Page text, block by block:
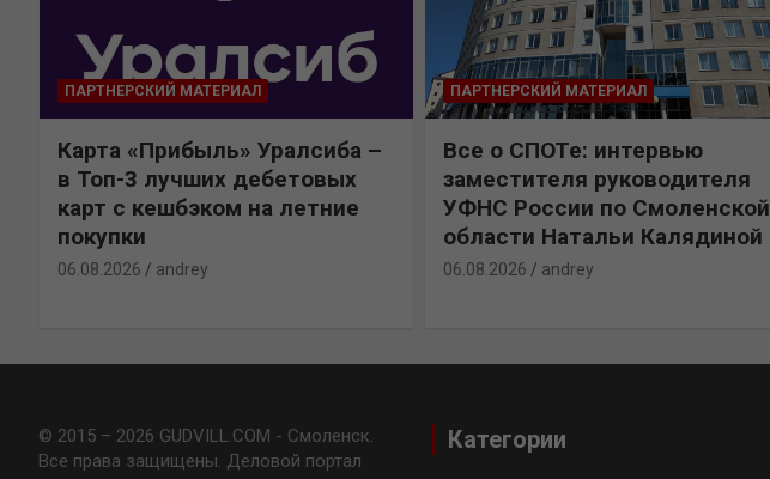
ПАРТНЕРСКИЙ МАТЕРИАЛ
Карта «Прибыль» Уралсиба –
в Топ-3 лучших дебетовых
карт с кешбэком на летние
покупки
06.08.2026 andrey
ПАРТНЕРСКИЙ МАТЕРИАЛ
Все о СПОТе: интервью
заместителя руководителя
УФНС России по Смоленской
области Натальи Калядиной
06.08.2026 andrey
© 2015 – 2026 GUDVILL.COM - Смоленск.
Все права защищены. Деловой портал
Категории